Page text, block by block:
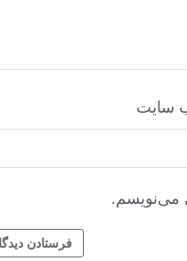
سایت
می‌نویسم.